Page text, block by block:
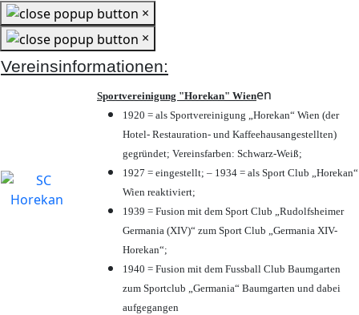
×
×
Vereinsinformationen:
Sportvereinigung "Horekan" Wienen
1920 = als Sportvereinigung „Horekan“ Wien (der
Hotel- Restauration- und Kaffeehausangestellten)
gegründet; Vereinsfarben: Schwarz-Weiß;
1927 = eingestellt; – 1934 = als Sport Club „Horekan“
Wien reaktiviert;
1939 = Fusion mit dem Sport Club „Rudolfsheimer
Germania (XIV)“ zum Sport Club „Germania XIV-
Horekan“;
1940 = Fusion mit dem Fussball Club Baumgarten
zum Sportclub „Germania“ Baumgarten und dabei
aufgegangen